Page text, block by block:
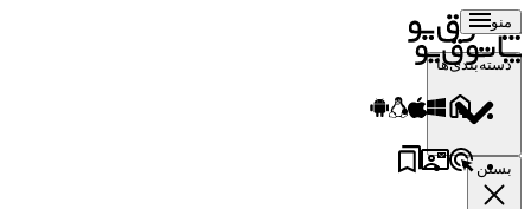
منو
دسته‌بندی‌ها
بستن